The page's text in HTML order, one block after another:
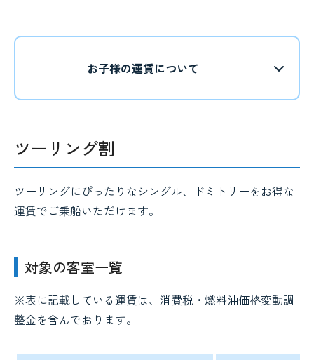
お子様の運賃について
ツーリング割
ツーリングにぴったりなシングル、ドミトリーをお得な
運賃でご乗船いただけます。
対象の客室一覧
※表に記載している運賃は、消費税・燃料油価格変動調
整金を含んでおります。